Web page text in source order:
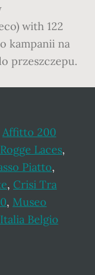
with 122
kampanii na
przeszczepu.
Affitto 200
Laces,
Piatto,
, Crisi Tra
, Museo
Italia Belgio